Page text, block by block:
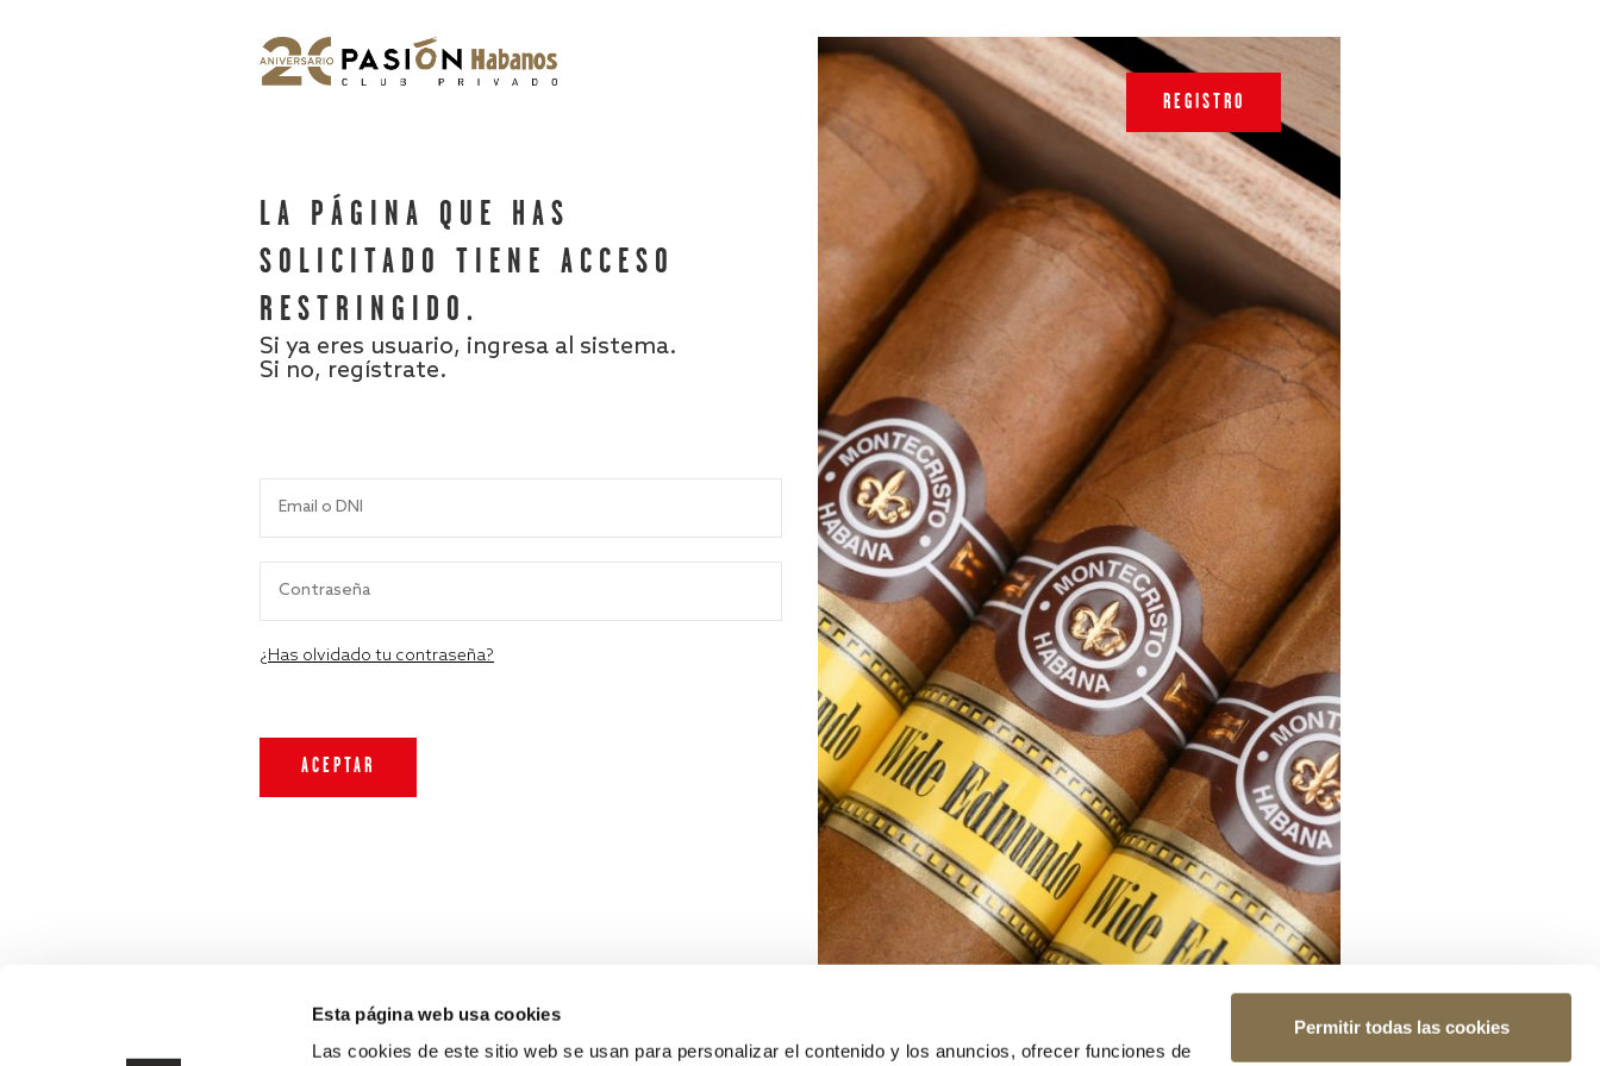
Esta página web usa cookies
Las cookies de este sitio web se usan para personalizar el contenido y los anuncios, ofrecer funciones de
Permitir todas las cookies
LA PÁGINA QUE HAS
SOLICITADO TIENE ACCESO
RESTRINGIDO.
Si ya eres usuario, ingresa al sistema.
Si no, regístrate.
¿Has olvidado tu contraseña?
REGISTRO